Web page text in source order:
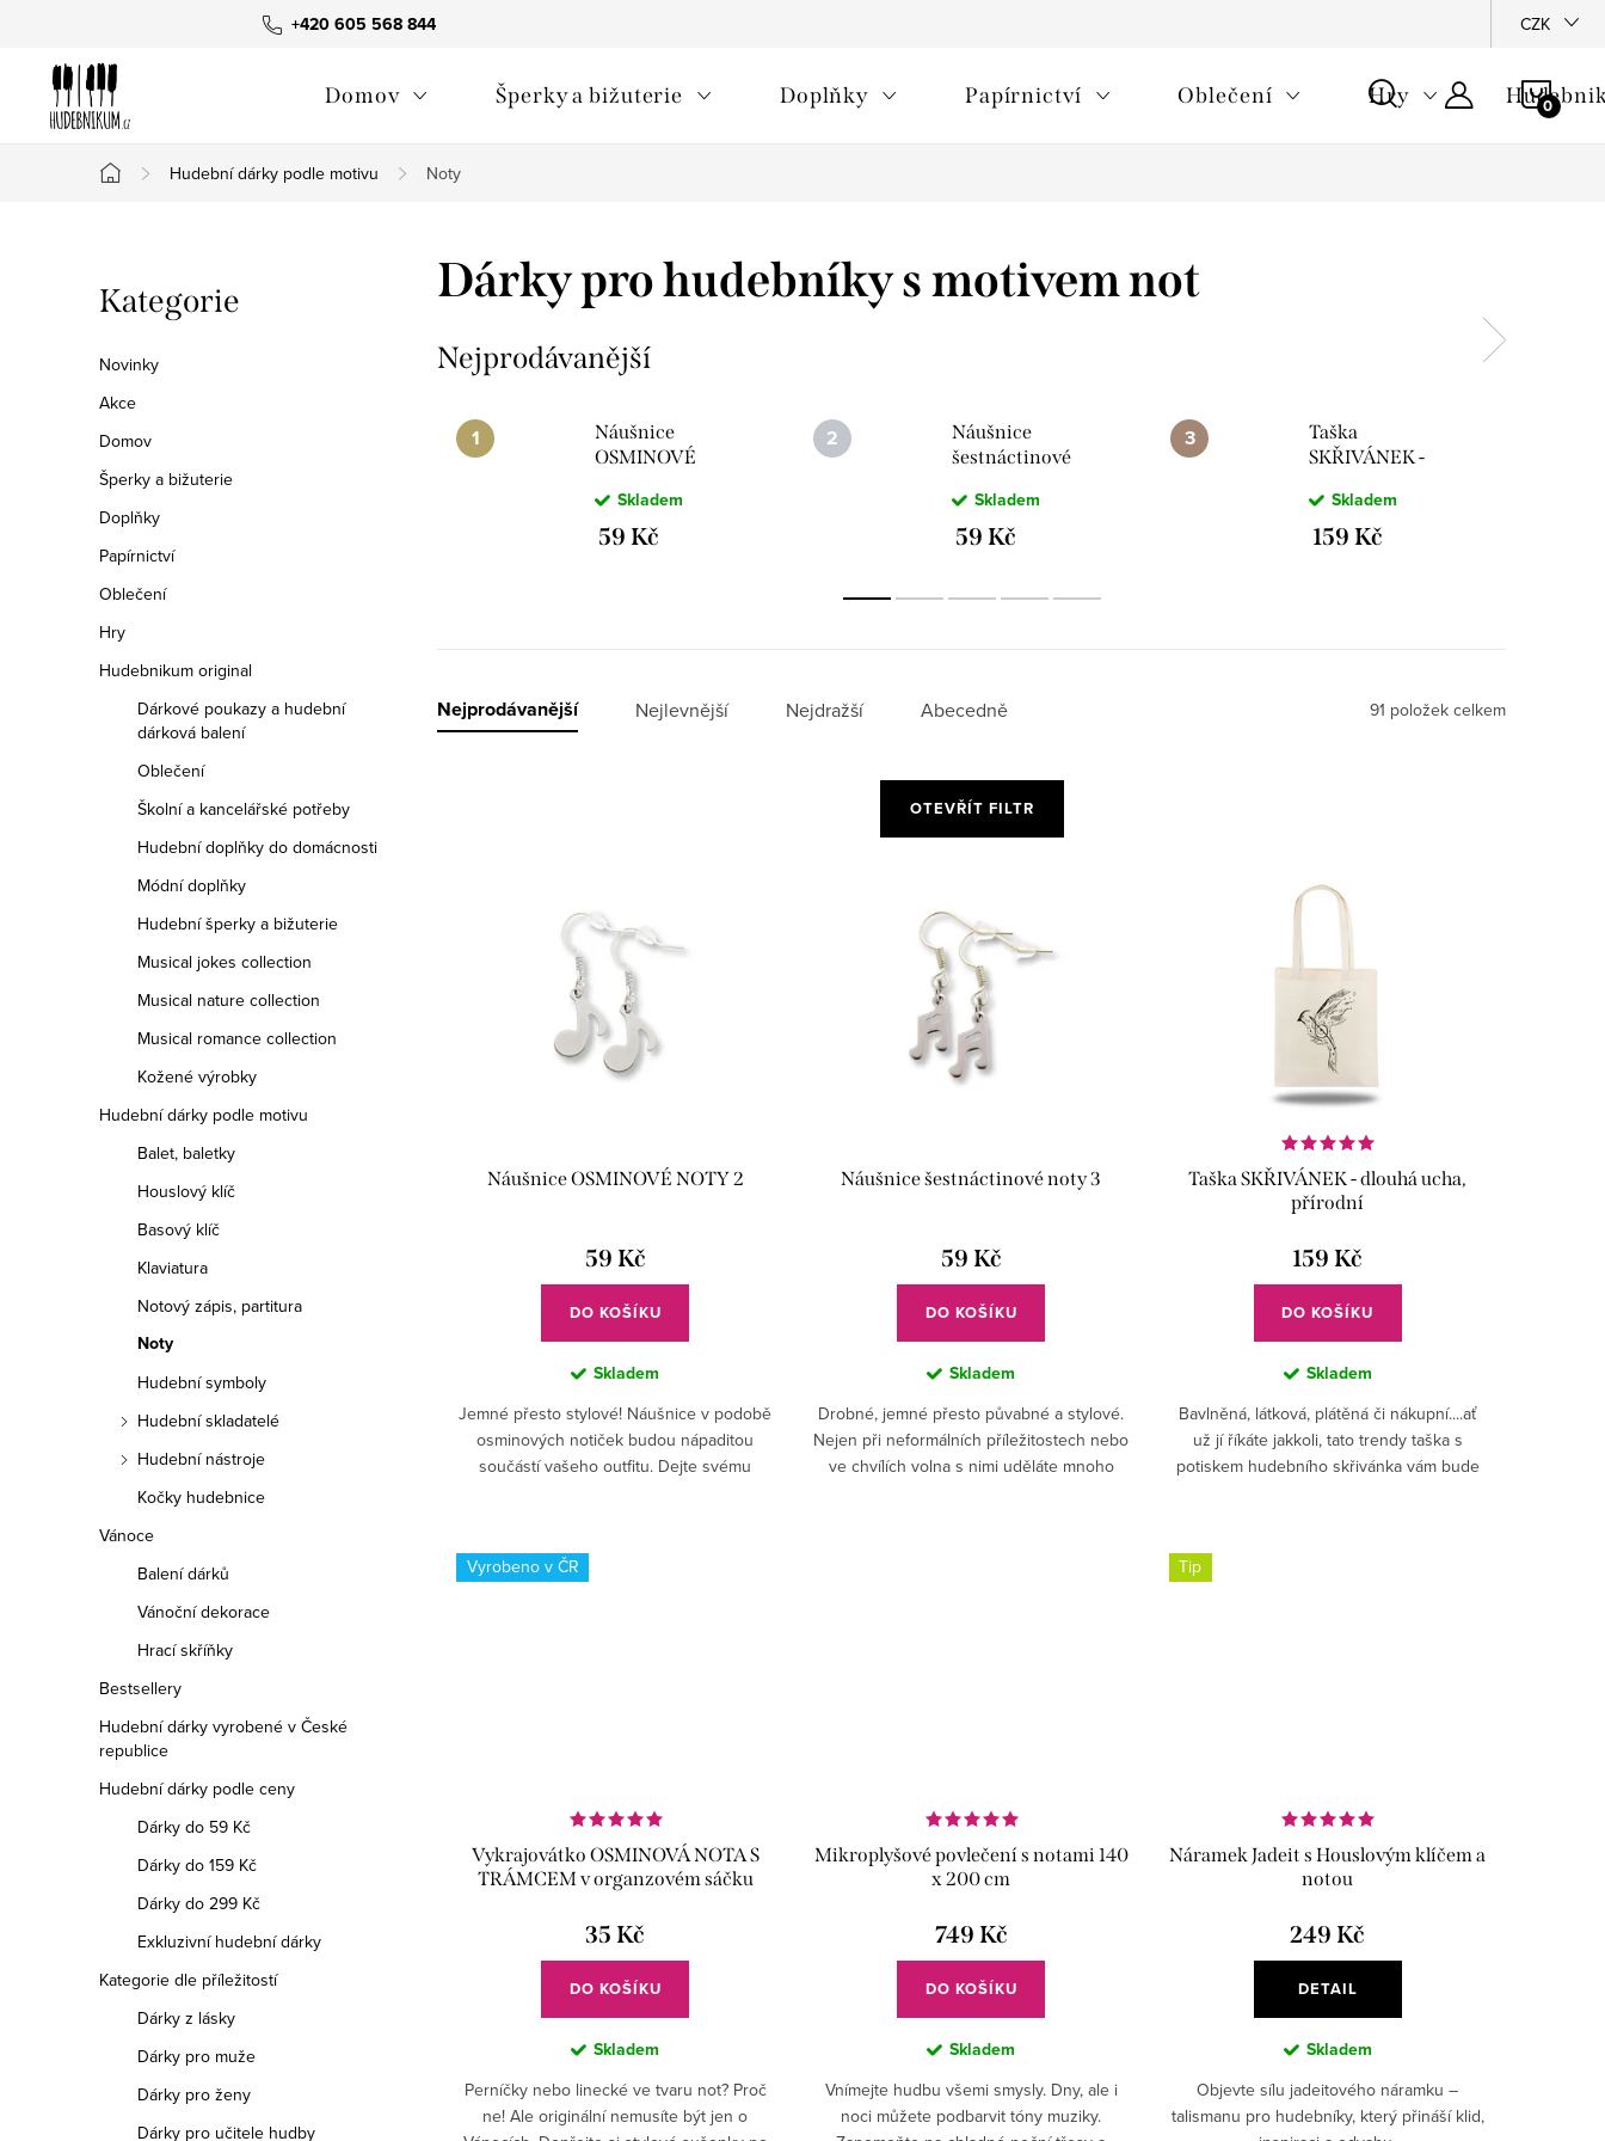
+420 605 568 844 CZK
Domov Šperky a bižuterie Doplňky Papírnictví Oblečení Hry
Domů
Hudební dárky podle motivu Noty
o
s
t
r
a
n
n
í
p
Přeskočit
kategorie
Kategorie
Novinky
Akce
Domov
Šperky a bižuterie
Doplňky
Papírnictví
Oblečení
Hry
Hudebnikum original
Dárkové poukazy a hudební
dárková balení
Oblečení
Školní a kancelářské potřeby
Hudební doplňky do domácnosti
Módní doplňky
Hudební šperky a bižuterie
Musical jokes collection
Musical nature collection
Musical romance collection
Kožené výrobky
Hudební dárky podle motivu
Balet, baletky
Houslový klíč
Basový klíč
Klaviatura
Notový zápis, partitura
Noty
Hudební symboly
Hudební skladatelé
Hudební nástroje
Kočky hudebnice
Vánoce
Balení dárků
Vánoční dekorace
Hrací skříňky
Bestsellery
Hudební dárky vyrobené v České
republice
Hudební dárky podle ceny
Dárky do 59 Kč
Dárky do 159 Kč
Dárky do 299 Kč
Exkluzivní hudební dárky
Kategorie dle příležitostí
Dárky z lásky
Dárky pro muže
Dárky pro ženy
Dárky pro učitele hudby
Dárky pro hudebníky s motivem not
Nejprodávanější
Náušnice
OSMINOVÉ
Skladem
59 Kč
Náušnice
šestnáctinové
Skladem
59 Kč
Taška
SKŘIVÁNEK -
přírodní
Skladem
159 Kč
Ř
Nejprodávanější Nejlevnější Nejdražší Abecedně 91 položek celkem
OTEVŘÍT FILTR
Náušnice OSMINOVÉ NOTY 2
59 Kč
DO KOŠÍKU
Skladem
Jemné přesto stylové! Náušnice v podobě
osminových notiček budou nápaditou
součástí vašeho outfitu. Dejte svému
Náušnice šestnáctinové noty 3
59 Kč
DO KOŠÍKU
Skladem
Drobné, jemné přesto půvabné a stylové.
Nejen při neformálních příležitostech nebo
ve chvílích volna s nimi uděláte mnoho
Taška SKŘIVÁNEK - dlouhá ucha,
přírodní
159 Kč
DO KOŠÍKU
Skladem
Bavlněná, látková, plátěná či nákupní....ať
už jí říkáte jakkoli, tato trendy taška s
potiskem hudebního skřivánka vám bude
Vyrobeno v ČR
Vykrajovátko OSMINOVÁ NOTA S
TRÁMCEM v organzovém sáčku
35 Kč
DO KOŠÍKU
Skladem
Perníčky nebo linecké ve tvaru not? Proč
ne! Ale originální nemusíte být jen o
Mikroplyšové povlečení s notami 140
x 200 cm
749 Kč
DO KOŠÍKU
Skladem
Vnímejte hudbu všemi smysly. Dny, ale i
noci můžete podbarvit tóny muziky.
Tip
Náramek Jadeit s Houslovým klíčem a
notou
249 Kč
DETAIL
Skladem
Objevte sílu jadeitového náramku –
talismanu pro hudebníky, který přináší klid,